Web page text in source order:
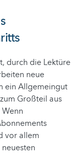
durch die Lektüre
neue
ein Allgemeingut
Großteil aus
vor allem